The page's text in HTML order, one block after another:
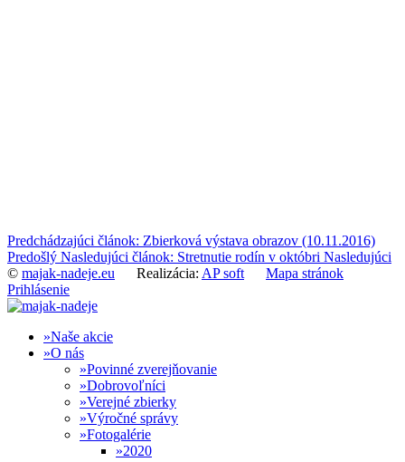
Predchádzajúci článok: Zbierková výstava obrazov (10.11.2016)
Predošlý Nasledujúci článok: Stretnutie rodín v októbri Nasledujúci
© majak-nadeje.eu Realizácia: AP soft
Mapa stránok
Prihlásenie
Naše akcie
O nás
Povinné zverejňovanie
Dobrovoľníci
Verejné zbierky
Výročné správy
Fotogalérie
2020